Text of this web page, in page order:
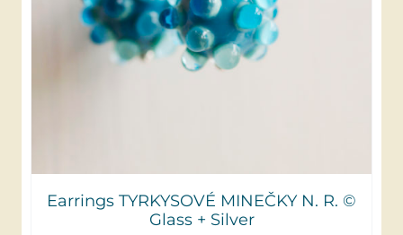
Earrings TYRKYSOVÉ MINEČKY N. R. ©
Glass + Silver